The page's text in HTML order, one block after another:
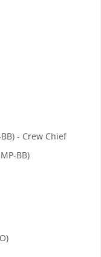
- Crew Chief
BB)